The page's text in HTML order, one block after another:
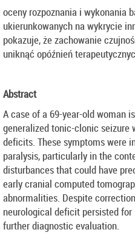
oceny rozpoznania i wykonania
ukierunkowanych na wykrycie
pokazuje, że zachowanie
uniknąć opóźnień
Abstract
A case of a 69-year-old woman
generalized tonic-clonic seizure
deficits. These symptoms were
paralysis, particularly in the
disturbances that could have
early cranial computed
abnormalities. Despite
neurological deficit persisted
further diagnostic evaluation.